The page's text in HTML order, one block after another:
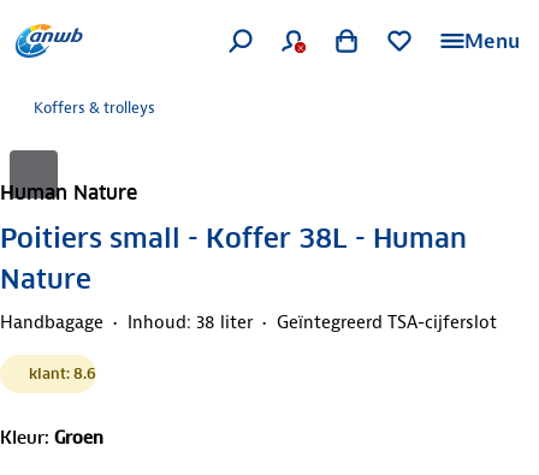
Menu
Koffers & trolleys
Human Nature
Poitiers small - Koffer 38L - Human
Nature
Handbagage Inhoud: 38 liter Geïntegreerd TSA-cijferslot
klant: 8.6
Kleur: Groen